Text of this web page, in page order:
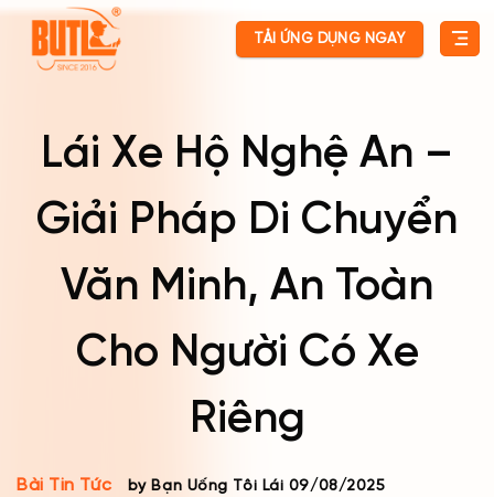
Skip
content
TẢI ỨNG DỤNG NGAY
Lái Xe Hộ Nghệ An –
Giải Pháp Di Chuyển
Văn Minh, An Toàn
Cho Người Có Xe
Riêng
Bài Tin Tức by Bạn Uống Tôi Lái 09/08/2025